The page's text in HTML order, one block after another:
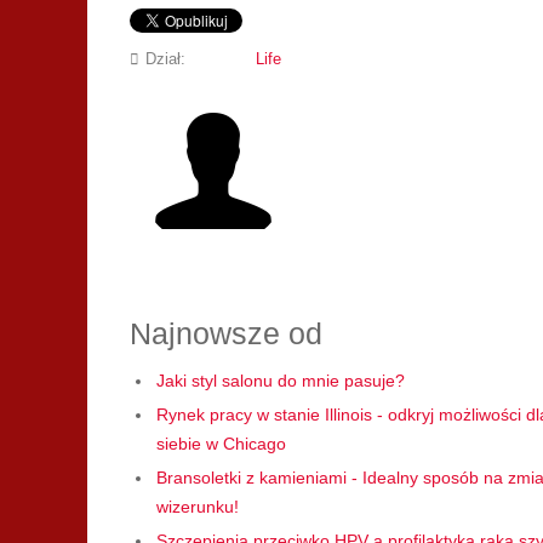
Dział: Life
Najnowsze od
Jaki styl salonu do mnie pasuje?
Rynek pracy w stanie Illinois - odkryj możliwości
siebie w Chicago
Bransoletki z kamieniami - Idealny sposób na
wizerunku!